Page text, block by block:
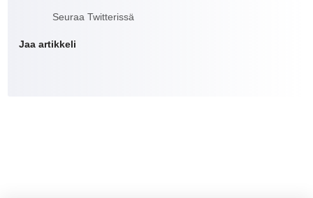
Seuraa Twitterissä
Jaa artikkeli